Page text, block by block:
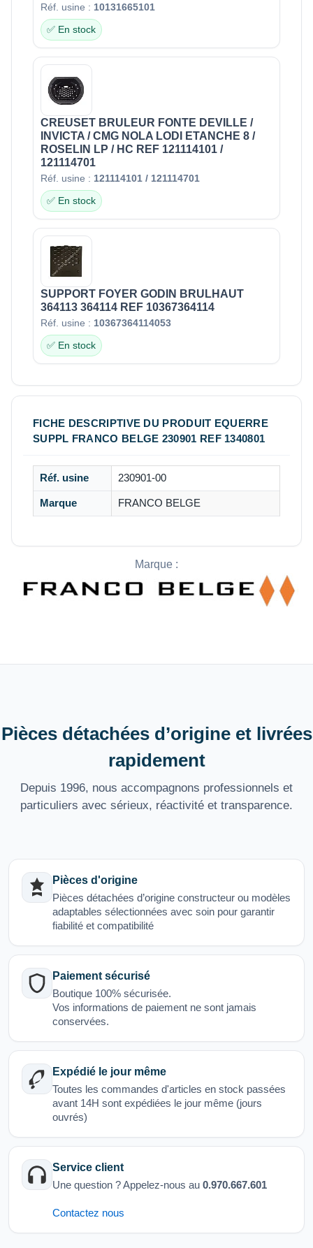
Réf. usine : 10131665101
✅ En stock
CREUSET BRULEUR FONTE DEVILLE /
INVICTA / CMG NOLA LODI ETANCHE 8 /
ROSELIN LP / HC REF 121114101 /
121114701
Réf. usine : 121114101 / 121114701
✅ En stock
SUPPORT FOYER GODIN BRULHAUT
364113 364114 REF 10367364114
Réf. usine : 10367364114053
✅ En stock
FICHE DESCRIPTIVE DU PRODUIT EQUERRE
SUPPL FRANCO BELGE 230901 REF 1340801
Réf. usine 230901-00
Marque FRANCO BELGE
Marque :
Pièces détachées d’origine et livrées
rapidement
Depuis 1996, nous accompagnons professionnels et
particuliers avec sérieux, réactivité et transparence.
Pièces d'origine
Pièces détachées d’origine constructeur ou modèles
adaptables sélectionnées avec soin pour garantir
fiabilité et compatibilité
Paiement sécurisé
Boutique 100% sécurisée.
Vos informations de paiement ne sont jamais
conservées.
Expédié le jour même
Toutes les commandes d'articles en stock passées
avant 14H sont expédiées le jour même (jours
ouvrés)
Service client
Une question ? Appelez-nous au 0.970.667.601
Contactez nous